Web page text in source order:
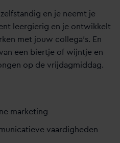
en je neemt je
leergierig en je ontwikkelt
met jouw collega’s. En
een biertje of wijntje en
op de vrijdagmiddag.
marketing
vaardigheden